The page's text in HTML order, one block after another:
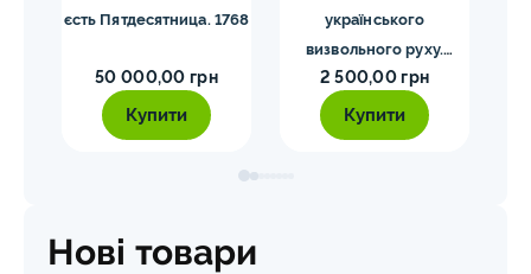
єсть Пятдесятница. 1768
50 000,00 грн
Купити
українського
визвольного руху.
Мірчук П. 1955
2 500,00 грн
Купити
Нові товари